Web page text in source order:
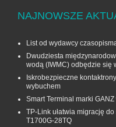
NAJNOWSZE
List od wydawcy
Dwudziesta
wodą (IWMC) odbędzie się
Iskrobezpieczne
wybuchem
Smart Terminal marki
TP-Link ułatwia migrację
T1700G‑28TQ